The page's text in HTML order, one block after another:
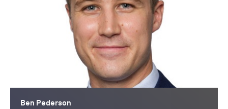
Ben Pederson